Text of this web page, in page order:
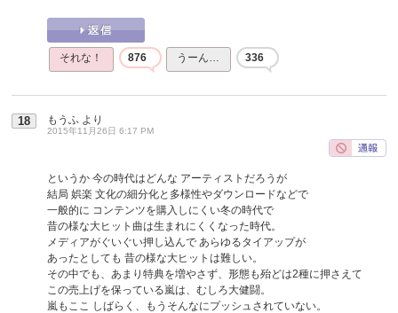
それな！ 876 うーん… 336
18 もうふ より
2015年11月26日 6:17 PM
というか 今の時代はどんな アーティストだろうが
結局 娯楽 文化の細分化と多様性やダウンロードなどで
一般的に コンテンツを購入しにくい冬の時代で
昔の様な大ヒット曲は生まれにくくなった時代。
メディアがぐいぐい押し込んで あらゆるタイアップが
あったとしても 昔の様な大ヒットは難しい。
その中でも、あまり特典を増やさず、形態も殆どは2種に押さえて
この売上げを保っている嵐は、むしろ大健闘。
嵐もここ しばらく、もうそんなにプッシュされていない。